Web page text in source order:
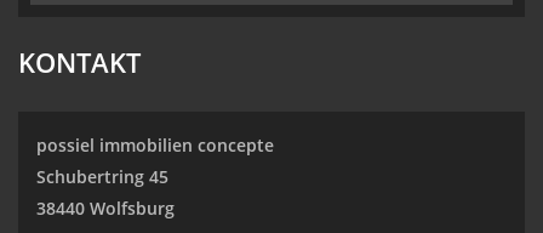
KONTAKT
possiel immobilien concepte
Schubertring 45
38440 Wolfsburg